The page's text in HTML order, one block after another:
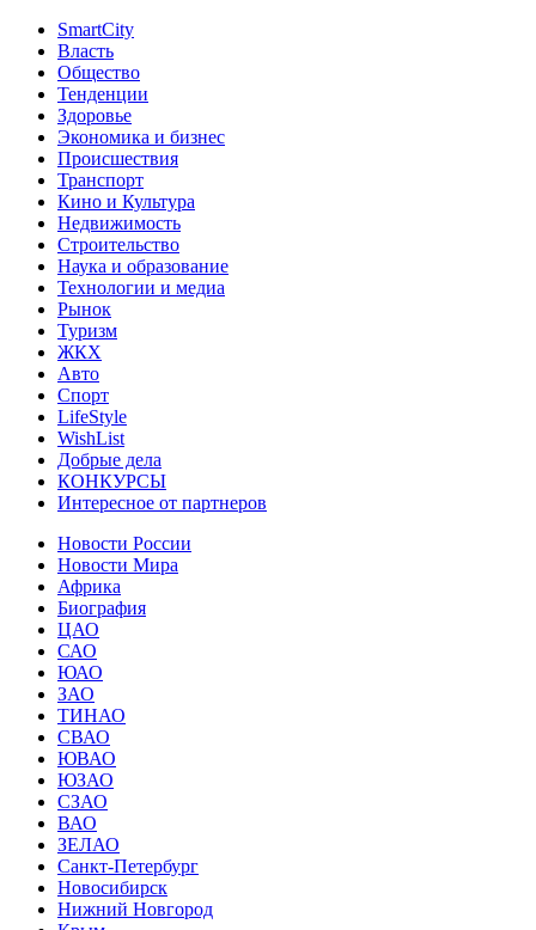
SmartCity
Власть
Общество
Тенденции
Здоровье
Экономика и бизнес
Происшествия
Транспорт
Кино и Культура
Недвижимость
Строительство
Наука и образование
Технологии и медиа
Рынок
Туризм
ЖКХ
Авто
Спорт
LifeStyle
WishList
Добрые дела
КОНКУРСЫ
Интересное от партнеров
Новости России
Новости Мира
Африка
Биография
ЦАО
САО
ЮАО
ЗАО
ТИНАО
СВАО
ЮВАО
ЮЗАО
СЗАО
ВАО
ЗЕЛАО
Санкт-Петербург
Новосибирск
Нижний Новгород